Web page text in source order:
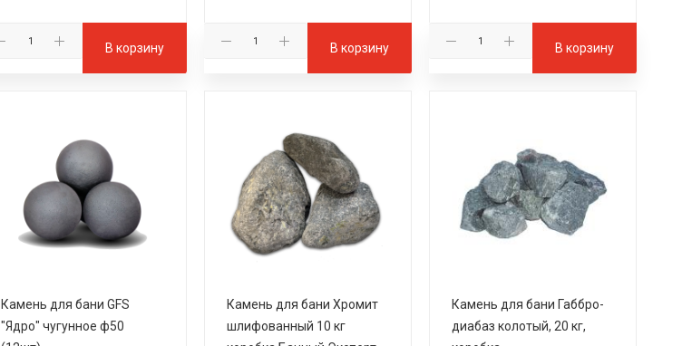
В корзину В корзину В корзину
Камень для бани GFS
"Ядро" чугунное ф50
Камень для бани Хромит
шлифованный 10 кг
Камень для бани Габбро-
диабаз колотый, 20 кг,